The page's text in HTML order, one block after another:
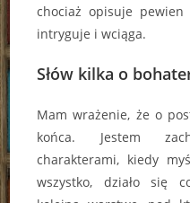
chociaż opisuje
intryguje i wciąga.
Słów kilka o
Mam wrażenie, że o
końca. Jestem
charakterami, kiedy
wszystko, działo się